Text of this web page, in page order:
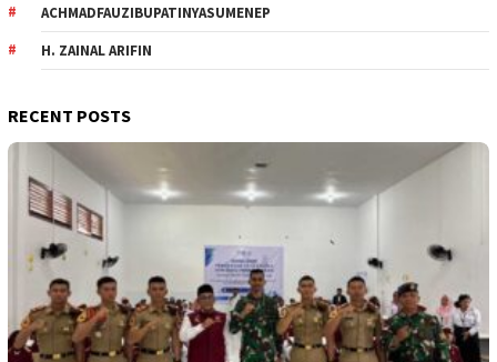
ACHMADFAUZIBUPATINYASUMENEP
H. ZAINAL ARIFIN
RECENT POSTS